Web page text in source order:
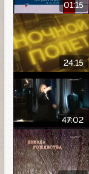
01:15
24:15
47:02